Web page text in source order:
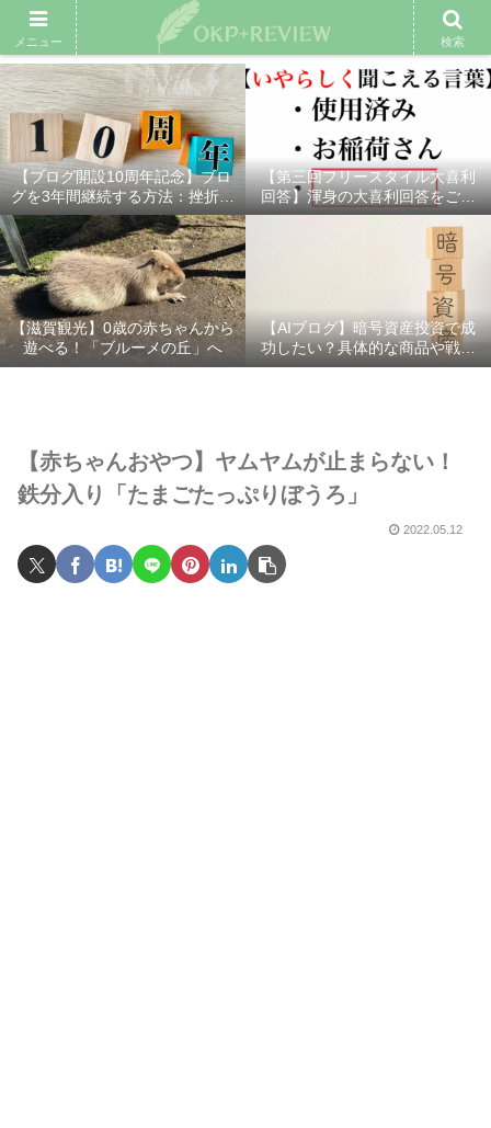
雑記ブログ プロフィール 余興動画 ベスト大喜利 スポ
【ブログ開設10周年記念】ブロ
グを3年間継続する方法：挫折し
ないための7つの秘訣
【第三回フリースタイル大喜利
回答】渾身の大喜利回答をご紹
介！
【滋賀観光】0歳の赤ちゃんから
遊べる！「ブルーメの丘」へ
【AIブログ】暗号資産投資で成
功したい？具体的な商品や戦略
を分かりやすく解説！
【赤ちゃんおやつ】ヤムヤムが止まらない！
鉄分入り「たまごたっぷりぼうろ」
2022.05.12
メニュー 検索